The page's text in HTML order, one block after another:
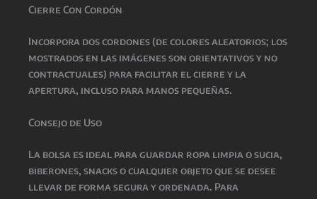
Cierre Con Cordón
Incorpora dos cordones (de colores aleatorios; los
mostrados en las imágenes son orientativos y no
contractuales) para facilitar el cierre y la
apertura, incluso para manos pequeñas.
Consejo de Uso
La bolsa es ideal para guardar ropa limpia o sucia,
biberones, snacks o cualquier objeto que se desee
llevar de forma segura y ordenada. Para